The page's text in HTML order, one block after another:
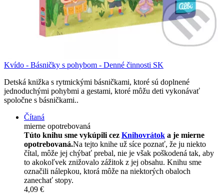
Kvído - Básničky s pohybom - Denné činnosti SK
Detská knižka s rytmickými básničkami, ktoré sú doplnené
jednoduchými pohybmi a gestami, ktoré môžu deti vykonávať
spoločne s básničkami..
Čítaná
mierne opotrebovaná
Túto knihu sme vykúpili cez Knihovrátok a je mierne
opotrebovaná.Na tejto knihe už síce poznať, že ju niekto
čítal, môže jej chýbať prebal, nie je však poškodená tak, aby
to akokoľvek znižovalo zážitok z jej obsahu. Knihu sme
označili nálepkou, ktorá môže na niektorých obaloch
zanechať stopy.
4,09 €